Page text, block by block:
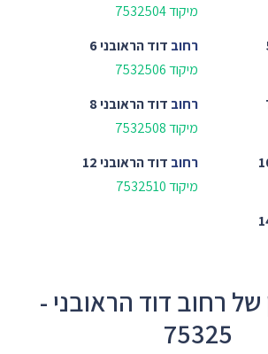
מיקוד 7532504
רחוב דוד הראובני 6
מיקוד 7532506
רחוב דוד הראובני 8
מיקוד 7532508
רחוב דוד הראובני 12
מיקוד 7532510
של רחוב דוד הראובני -
75325